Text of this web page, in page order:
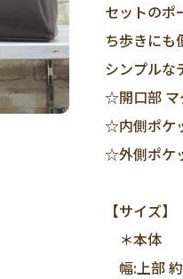
セットのポ
ち歩きにも
シンプルな
☆開口部 マ
☆内側ポケ
☆外側ポケ
【サイズ】
＊本体
幅:上部